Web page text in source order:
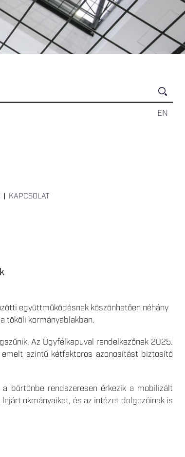
EN
KAPCSOLAT
együttműködésnek köszönhetően néhány
tököli kormányablakban.
Az Ügyfélkapuval rendelkezőnek 2025.
szintű kétfaktoros azonosítást biztosító
börtönbe rendszeresen érkezik a mobilizált
okmányaikat, és az intézet dolgozóinak is